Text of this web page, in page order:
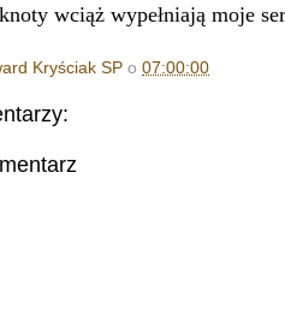
wciąż wypełniają moje
Kryściak SP o 07:00:00